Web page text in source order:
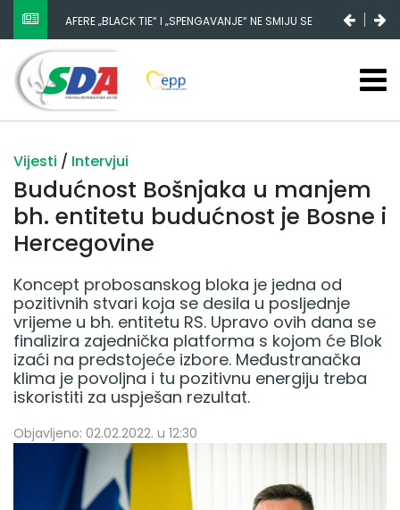
NESTANAK 780.000 EURA IZ IGMANA NE MOŽE BITI
SLUČAJNI PREVID, ODGOVORNOST MORAJU SNOSITI
VLADA FBIH I NJENI KADROVI
Vijesti / Intervjui
Budućnost Bošnjaka u manjem
bh. entitetu budućnost je Bosne i
Hercegovine
Koncept probosanskog bloka je jedna od
pozitivnih stvari koja se desila u posljednje
vrijeme u bh. entitetu RS. Upravo ovih dana se
finalizira zajednička platforma s kojom će Blok
izaći na predstojeće izbore. Međustranačka
klima je povoljna i tu pozitivnu energiju treba
iskoristiti za uspješan rezultat.
Objavljeno: 02.02.2022. u 12:30